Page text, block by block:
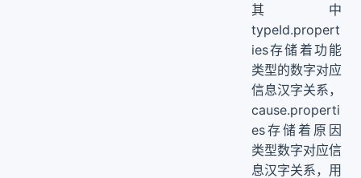
其中
typeId.propert
ies存储着功能
类型的数字对应
信息汉字关系，
cause.properti
es存储着原因
类型数字对应信
息汉字关系，用